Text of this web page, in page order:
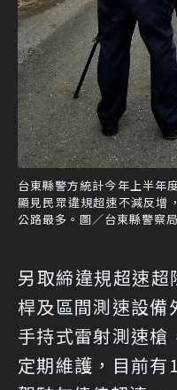
台東縣警方統計今年上半年
顯見民眾違規超速不減反增
公路最多。圖／台東縣警察
另取締違規超速
桿及區間測速設備
手持式雷射測速槍
定期維護，目前有